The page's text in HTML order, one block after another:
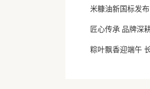
米糠油新国标发
匠心传承 品牌深
粽叶飘香迎端午